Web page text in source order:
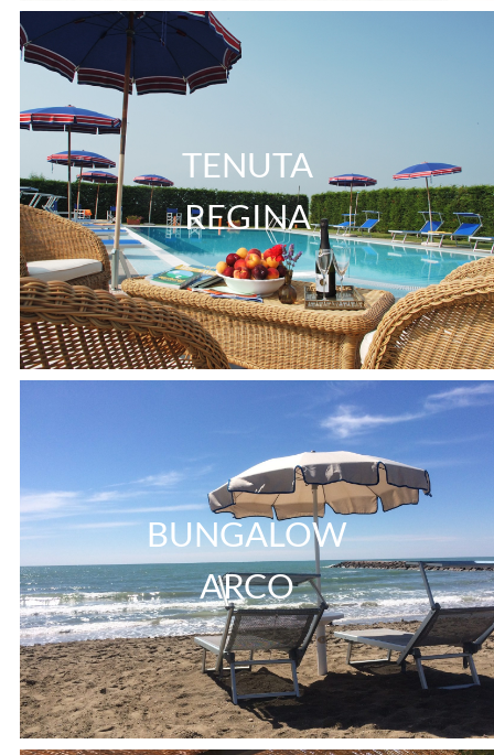
TENUTA
REGINA
BUNGALOW
ARCO